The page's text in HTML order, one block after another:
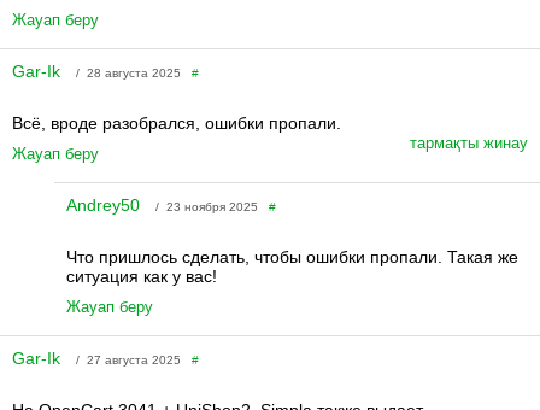
Жауап беру
Gar-Ik / 28 августа 2025 #
Всё, вроде разобрался, ошибки пропали.
Жауап беру
тармақты жинау
Andrey50 / 23 ноября 2025 #
Что пришлось сделать, чтобы ошибки пропали. Такая же
ситуация как у вас!
Жауап беру
Gar-Ik / 27 августа 2025 #